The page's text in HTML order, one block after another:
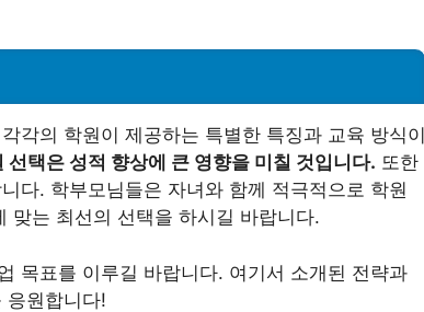
각의 학원이 제공하는 특별한 특징과 교육 방식이
선택은 성적 향상에 큰 영향을 미칠 것입니다. 또한
다. 학부모님들은 자녀와 함께 적극적으로 학원
맞는 최선의 선택을 하시길 바랍니다.
목표를 이루길 바랍니다. 여기서 소개된 전략과
응원합니다!